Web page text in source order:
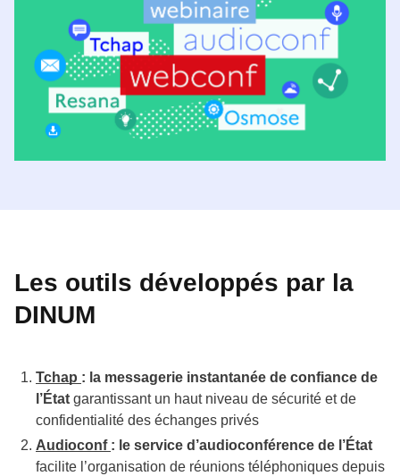
Les outils développés par la
DINUM
Tchap : la messagerie instantanée de confiance de
l’État garantissant un haut niveau de sécurité et de
confidentialité des échanges privés
Audioconf : le service d’audioconférence de l’État
facilite l’organisation de réunions téléphoniques depuis